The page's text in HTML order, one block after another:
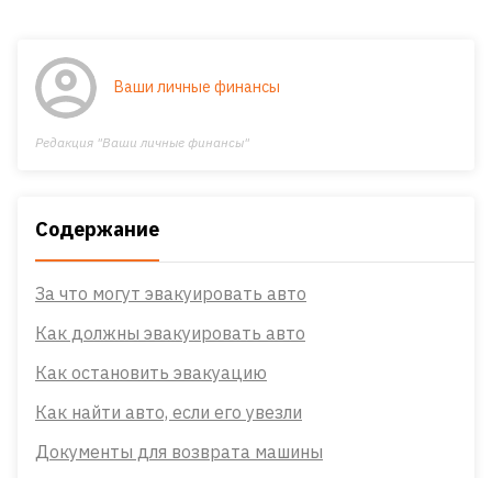
Ваши личные финансы
Редакция "Ваши личные финансы"
Содержание
За что могут эвакуировать авто
Как должны эвакуировать авто
Как остановить эвакуацию
Как найти авто, если его увезли
Документы для возврата машины